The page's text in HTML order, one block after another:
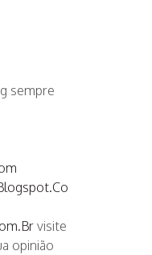
sempre
visite
opinião